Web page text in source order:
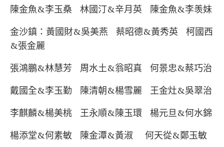
陳金魚&李玉桑 林國汀&辛月英 陳金魚&李羡妹
金沙鎮：黃國財&吳美燕 蔡昭德&黃秀英 柯國西
&張金麗
張鴻鵬&林慧芳 周水土&翁昭真 何景忠&蔡巧治
戴國全&李玉勤 陳清朝&楊雪麗 王金灶&吳翠治
李麒麟&楊美桃 王永順&陳玉環 楊元旦&何水錦
楊添堂&何素敏 陳金潭&黃淑 何天從&鄭玉敏